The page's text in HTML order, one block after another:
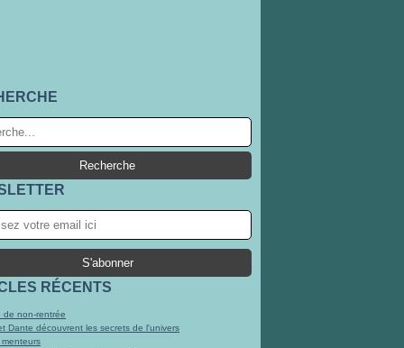
RÉCENTS
de non-rentrée
Dante découvrent les secrets de l'univers
menteurs